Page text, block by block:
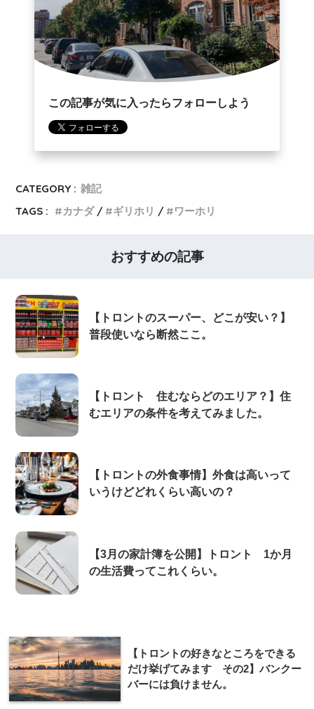
この記事が気に入ったらフォローしよう
CATEGORY : 雑記
TAGS :
カナダ ギリホリ ワーホリ
おすすめの記事
【トロントのスーパー、どこが安い？】
普段使いなら断然ここ。
【トロント 住むならどのエリア？】住
むエリアの条件を考えてみました。
【トロントの外食事情】外食は高いって
いうけどどれくらい高いの？
【3月の家計簿を公開】トロント 1か月
の生活費ってこれくらい。
【トロントの好きなところをできる
だけ挙げてみます その2】バンクー
バーには負けません。